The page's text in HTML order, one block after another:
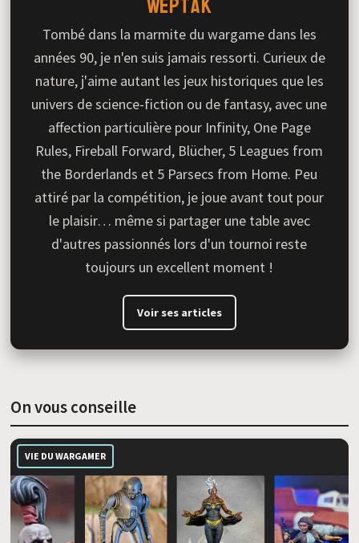
Tombé dans la marmite du wargame dans les
années 90, je n'en suis jamais ressorti. Curieux de
nature, j'aime autant les jeux historiques que les
univers de science-fiction ou de fantasy, avec une
affection particulière pour Infinity, One Page
Rules, Fireball Forward, Blücher, 5 Leagues from
the Borderlands et 5 Parsecs from Home. Peu
attiré par la compétition, je joue avant tout pour
le plaisir… même si partager une table avec
d'autres passionnés lors d'un tournoi reste
toujours un excellent moment !
Voir ses articles
On vous conseille
VIE DU WARGAMER